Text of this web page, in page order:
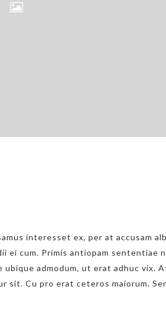
interesset ex, per at accusam
ei cum. Primis antiopam sententiae
admodum, ut erat adhuc vix.
sit. Cu pro erat ceteros maiorum.